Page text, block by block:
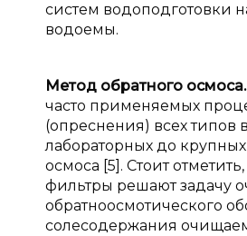
систем водоподготовки
водоемы.
Метод обратного осмоса.
часто применяемых
(опреснения) всех типов
лабораторных до
осмоса [5]. Стоит
фильтры решают задачу
обратноосмотического
солесодержания